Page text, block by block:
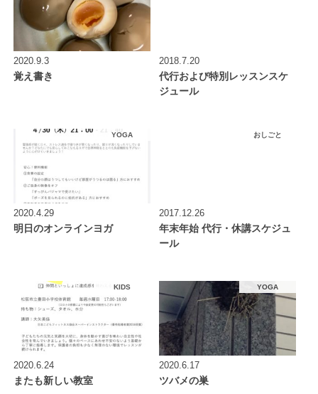
2020.9.3
覚え書き
2018.7.20
代行および特別レッスンスケ
ジュール
YOGA
2020.4.29
明日のオンラインヨガ
おしごと
2017.12.26
年末年始 代行・休講スケジュ
ール
KIDS
2020.6.24
またも新しい教室
YOGA
2020.6.17
ツバメの巣